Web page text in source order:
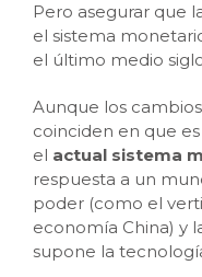
Pero asegurar que
el sistema
el último medio
Aunque los
coinciden en que
el actual sistema
respuesta a un
poder (como el
economía China) y
supone la